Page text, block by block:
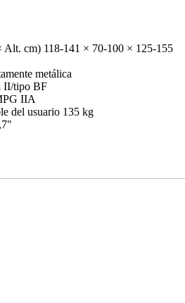
Alt. cm) 118-141 × 70-100 × 125-155
metálica
II/tipo BF
IIA
del usuario 135 kg